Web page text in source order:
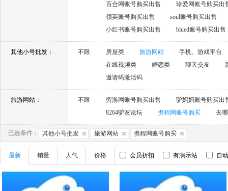
百合网账号购买出售
珍爱网账号购买出
领英账号购买出售
soul账号购买出售
小红书账号购买出售
blued账号购买出售
其他小号批发： 不限 房屋类 旅游网站
手机、游戏平台
在线视频类
婚恋类 聊天交友
邀请码激活码
旅游网站： 不限 穷游网账号购买出售
驴妈妈账号购买出
8264驴友论坛
携程网账号购买 去
已选条件： 其他小号批发 旅游网站 携程网账号购买
最新 销量 人气 价格 会员折扣 有演示站 自